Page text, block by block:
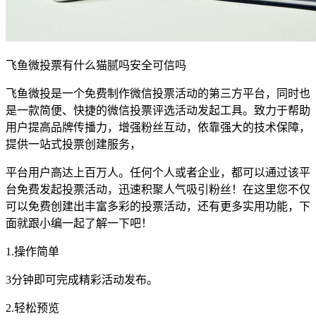
飞鱼微投票有什么猫腻吗安全可信吗
飞鱼微投是一个免费制作微信投票活动的第三方平台，同时也
是一款简便、快捷的微信投票评选活动发起工具。致力于帮助
用户提高品牌传播力，增强粉丝互动，依靠强大的技术保障，
提供一站式投票创建服务，
平台用户高达上百万人。任何个人或者企业，都可以通过该平
台免费发起投票活动，迅速积聚人气吸引粉丝！在这里您不仅
可以免费创建出丰富多彩的投票活动，还有更多实用功能，下
面就跟小编一起了解一下吧！
1.操作简单
3分钟即可完成精彩活动发布。
2.轻松预览